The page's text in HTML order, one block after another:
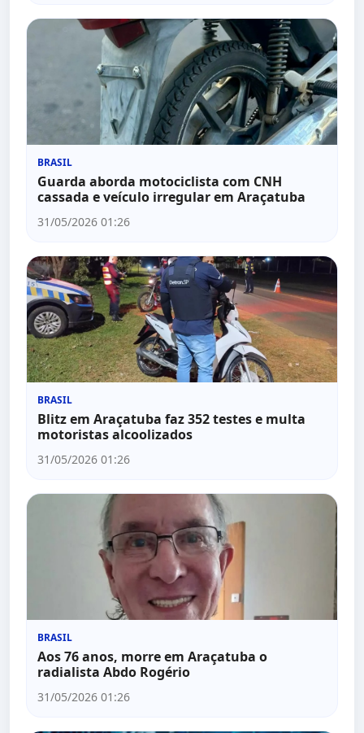
BRASIL
Guarda aborda motociclista com CNH
cassada e veículo irregular em Araçatuba
31/05/2026 01:26
BRASIL
Blitz em Araçatuba faz 352 testes e multa
motoristas alcoolizados
31/05/2026 01:26
BRASIL
Aos 76 anos, morre em Araçatuba o
radialista Abdo Rogério
31/05/2026 01:26